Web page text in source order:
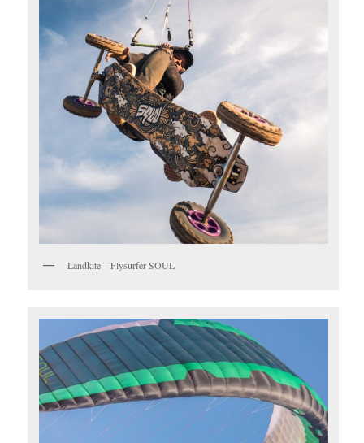
Landkite – Flysurfer SOUL